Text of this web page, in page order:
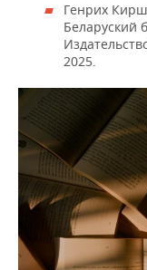
Генрих
Беларуский
2025.